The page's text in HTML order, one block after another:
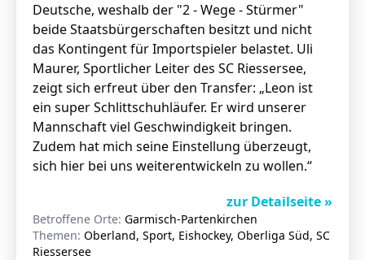
Deutsche, weshalb der "2 - Wege - Stürmer"
beide Staatsbürgerschaften besitzt und nicht
das Kontingent für Importspieler belastet. Uli
Maurer, Sportlicher Leiter des SC Riessersee,
zeigt sich erfreut über den Transfer: „Leon ist
ein super Schlittschuhläufer. Er wird unserer
Mannschaft viel Geschwindigkeit bringen.
Zudem hat mich seine Einstellung überzeugt,
sich hier bei uns weiterentwickeln zu wollen.“
zur Detailseite »
Betroffene Orte: Garmisch-Partenkirchen
Themen: Oberland, Sport, Eishockey, Oberliga Süd, SC
Riessersee